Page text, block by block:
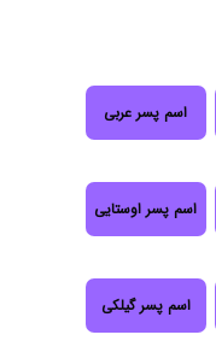
اسم پسر عربی
اسم پسر اوستایی
اسم پسر گیلکی